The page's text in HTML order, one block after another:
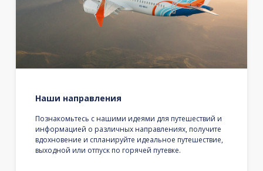
Наши направления
Познакомьтесь с нашими идеями для путешествий и
информацией о различных направлениях, получите
вдохновение и спланируйте идеальное путешествие,
выходной или отпуск по горячей путевке.